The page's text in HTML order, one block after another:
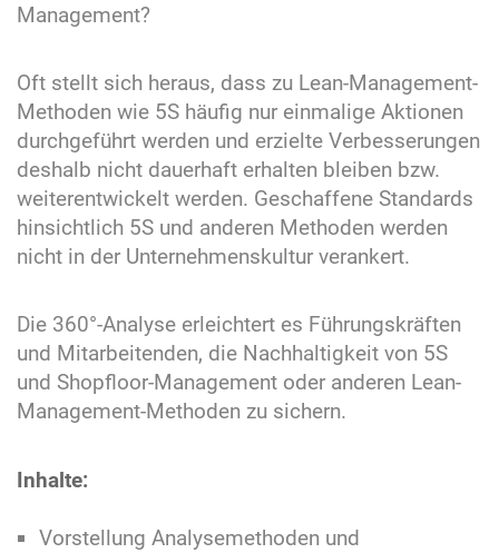
Management?
Oft stellt sich heraus, dass zu Lean-Management-
Methoden wie 5S häufig nur einmalige Aktionen
durchgeführt werden und erzielte Verbesserungen
deshalb nicht dauerhaft erhalten bleiben bzw.
weiterentwickelt werden. Geschaffene Standards
hinsichtlich 5S und anderen Methoden werden
nicht in der Unternehmenskultur verankert.
Die 360°-Analyse erleichtert es Führungskräften
und Mitarbeitenden, die Nachhaltigkeit von 5S
und Shopfloor-Management oder anderen Lean-
Management-Methoden zu sichern.
Inhalte:
Vorstellung Analysemethoden und